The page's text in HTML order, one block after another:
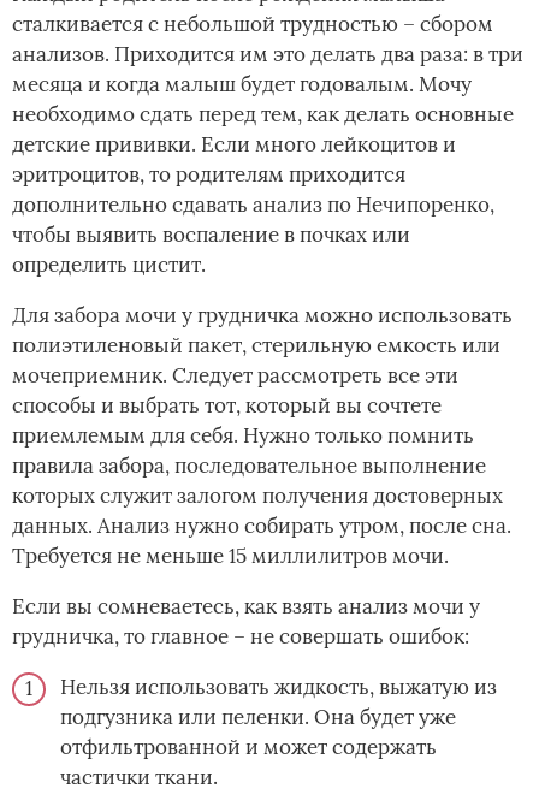
сталкивается с небольшой трудностью – сбором
анализов. Приходится им это делать два раза: в три
месяца и когда малыш будет годовалым. Мочу
необходимо сдать перед тем, как делать основные
детские прививки. Если много лейкоцитов и
эритроцитов, то родителям приходится
дополнительно сдавать анализ по Нечипоренко,
чтобы выявить воспаление в почках или
определить цистит.
Для забора мочи у грудничка можно использовать
полиэтиленовый пакет, стерильную емкость или
мочеприемник. Следует рассмотреть все эти
способы и выбрать тот, который вы сочтете
приемлемым для себя. Нужно только помнить
правила забора, последовательное выполнение
которых служит залогом получения достоверных
данных. Анализ нужно собирать утром, после сна.
Требуется не меньше 15 миллилитров мочи.
Если вы сомневаетесь, как взять анализ мочи у
грудничка, то главное – не совершать ошибок:
Нельзя использовать жидкость, выжатую из
подгузника или пеленки. Она будет уже
отфильтрованной и может содержать
частички ткани.